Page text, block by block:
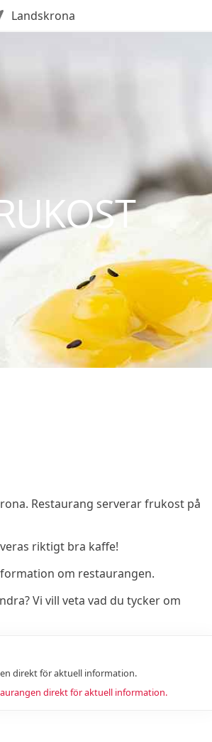
Landskrona
Restaurang serverar frukost på
riktigt bra kaffe!
om restaurangen.
Vi vill veta vad du tycker om
direkt för aktuell information.
direkt för aktuell information.